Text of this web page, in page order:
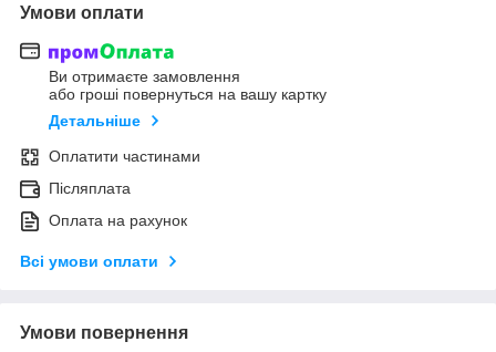
Умови оплати
Ви отримаєте замовлення
або гроші повернуться на вашу картку
Детальніше
Оплатити частинами
Післяплата
Оплата на рахунок
Всі умови оплати
Умови повернення